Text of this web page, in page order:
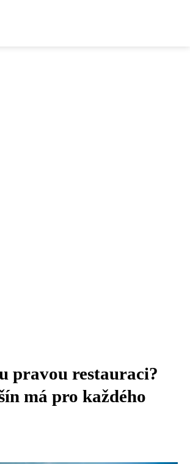
pravou restauraci?
má pro každého